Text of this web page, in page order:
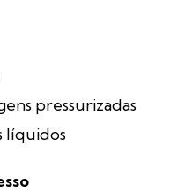
pressurizadas
líquidos